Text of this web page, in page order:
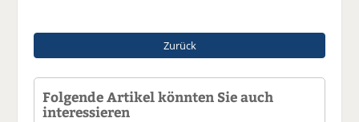
Zurück
Folgende Artikel könnten Sie auch
interessieren